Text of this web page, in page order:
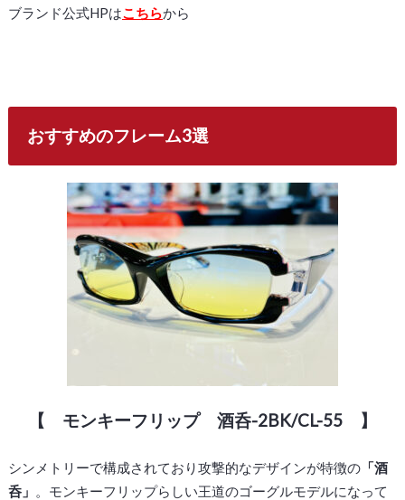
ブランド公式HPはこちらから
おすすめのフレーム3選
【 モンキーフリップ 酒呑-2BK/CL-55 】
シンメトリーで構成されており攻撃的なデザインが特徴の「酒
呑」 。モンキーフリップらしい王道のゴーグルモデルになって